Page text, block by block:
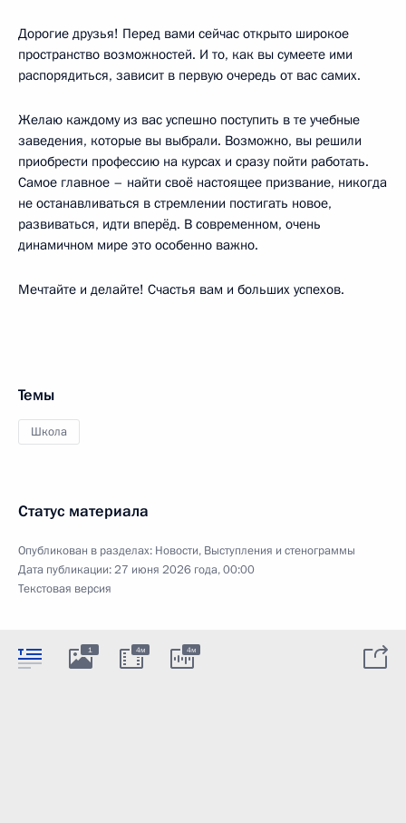
Дорогие друзья! Перед вами сейчас открыто широкое
пространство возможностей. И то, как вы сумеете ими
распорядиться, зависит в первую очередь от вас самих.
Желаю каждому из вас успешно поступить в те учебные
заведения, которые вы выбрали. Возможно, вы решили
приобрести профессию на курсах и сразу пойти работать.
Самое главное – найти своё настоящее призвание, никогда
не останавливаться в стремлении постигать новое,
развиваться, идти вперёд. В современном, очень
динамичном мире это особенно важно.
Мечтайте и делайте! Счастья вам и больших успехов.
Темы
Школа
Статус материала
Опубликован в разделах: Новости, Выступления и стенограммы
Дата публикации:27 июня 2026 года, 00:00
Текстовая версия
1 4м 4м